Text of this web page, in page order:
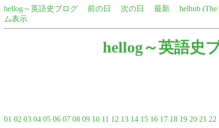
hellog～英語史ブログ 前の日 次の日 最新
helhub
ム表示
hellog～英語史
01 02 03 04 05 06 07 08 09 10 11 12 13 14 15 16 17 18 19 20 21 22